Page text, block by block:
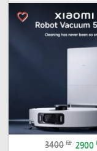
favorite_border
3400 ₪ 2900